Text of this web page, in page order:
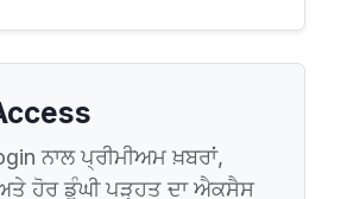
ਨਾਲ ਪ੍ਰੀਮੀਅਮ ਖ਼ਬਰਾਂ,
ਹੋਰ ਡੂੰਘੀ ਪੜ੍ਹਤ ਦਾ ਐਕਸੈਸ